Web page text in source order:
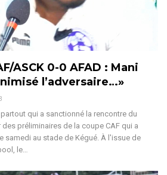
ASCK 0-0 AFAD : Mani
l’adversaire…»
qui a sanctionné la rencontre du
préliminaires de la coupe CAF qui a
samedi au stade de Kégué. À l'issue de
le…